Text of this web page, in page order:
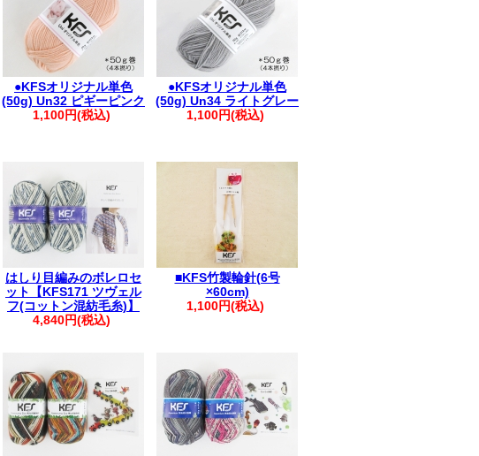
●KFSオリジナル単色
(50g) Un32 ピギーピンク
1,100円(税込)
●KFSオリジナル単色
(50g) Un34 ライトグレー
1,100円(税込)
はしり目編みのボレロセ
ット【KFS171 ツヴェル
フ(コットン混紡毛糸)】
4,840円(税込)
■KFS竹製輪針(6号
×60cm)
1,100円(税込)